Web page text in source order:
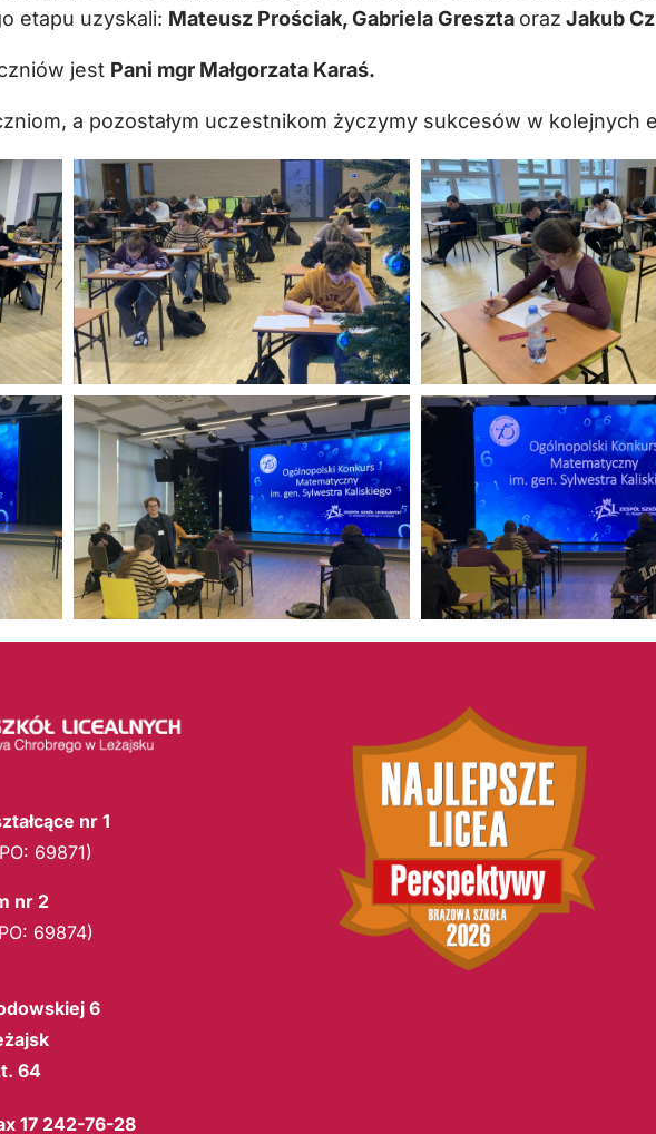
etapu uzyskali: Mateusz Prościak, Gabriela Greszta oraz Jakub
jest Pani mgr Małgorzata Karaś.
a pozostałym uczestnikom życzymy sukcesów w kolejnych
nr 1
69871)
nr 2
69874)
6
64
17 242-76-28